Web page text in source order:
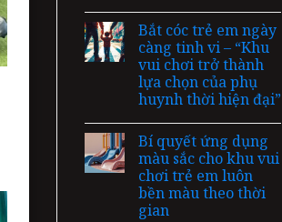
Bắt cóc trẻ em ngày
càng tinh vi – “Khu
vui chơi trở thành
lựa chọn của phụ
huynh thời hiện đại”
Bí quyết ứng dụng
màu sắc cho khu vui
chơi trẻ em luôn
bền màu theo thời
gian